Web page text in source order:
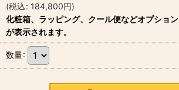
(税込: 184,800円)
化粧箱、ラッピング、クール便などオプショ
が表示されます。
数量: